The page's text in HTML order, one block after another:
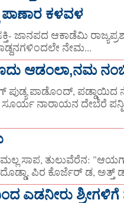
ಪಾಣಾರ ಕಳವಳ
ಜಾನಪದ ಆಕಾಡೆಮಿ
ನೇಮ...
ಆಡಂಲಾ,ನಮ
ಪುಡ್ಯ ಪಾಡೊಂದ್, ಪಡ್ಡಾಯಿದ
ಸೂರ್ಯ ನಾರಾಯನ ದೇಬೆರೆ ಪನ್ಪಿ
ಸಾಪ, ತುಲುವೆರೆನ:
ಪಿರ ಕೊರ್ಜೆರ್ ಡ, ಅತ್ತ್
ಎಡನೀರು